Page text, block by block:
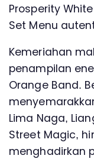
Prosperity
Set Menu
Kemeriahan
penampilan
Orange Band.
Lima Naga,
Street Magic,
menghadirkan